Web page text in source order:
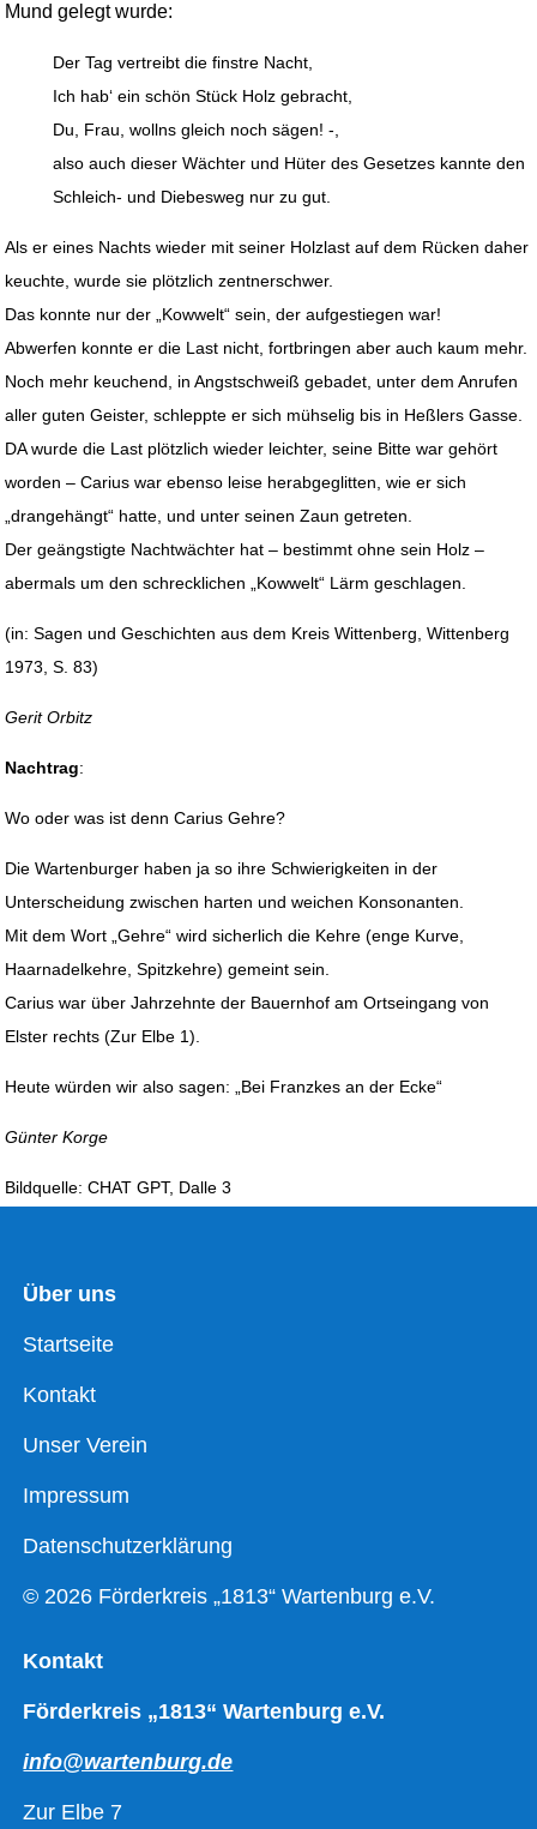
Mund gelegt wurde:
Der Tag vertreibt die finstre Nacht,
Ich hab‘ ein schön Stück Holz gebracht,
Du, Frau, wollns gleich noch sägen! -,
also auch dieser Wächter und Hüter des Gesetzes kannte den
Schleich- und Diebesweg nur zu gut.
Als er eines Nachts wieder mit seiner Holzlast auf dem Rücken daher
keuchte, wurde sie plötzlich zentnerschwer.
Das konnte nur der „Kowwelt“ sein, der aufgestiegen war!
Abwerfen konnte er die Last nicht, fortbringen aber auch kaum mehr.
Noch mehr keuchend, in Angstschweiß gebadet, unter dem Anrufen
aller guten Geister, schleppte er sich mühselig bis in Heßlers Gasse.
DA wurde die Last plötzlich wieder leichter, seine Bitte war gehört
worden – Carius war ebenso leise herabgeglitten, wie er sich
„drangehängt“ hatte, und unter seinen Zaun getreten.
Der geängstigte Nachtwächter hat – bestimmt ohne sein Holz –
abermals um den schrecklichen „Kowwelt“ Lärm geschlagen.
(in: Sagen und Geschichten aus dem Kreis Wittenberg, Wittenberg
1973, S. 83)
Gerit Orbitz
Nachtrag:
Wo oder was ist denn Carius Gehre?
Die Wartenburger haben ja so ihre Schwierigkeiten in der
Unterscheidung zwischen harten und weichen Konsonanten.
Mit dem Wort „Gehre“ wird sicherlich die Kehre (enge Kurve,
Haarnadelkehre, Spitzkehre) gemeint sein.
Carius war über Jahrzehnte der Bauernhof am Ortseingang von
Elster rechts (Zur Elbe 1).
Heute würden wir also sagen: „Bei Franzkes an der Ecke“
Günter Korge
Bildquelle: CHAT GPT, Dalle 3
Über uns
Startseite
Kontakt
Unser Verein
Impressum
Datenschutzerklärung
© 2026 Förderkreis „1813“ Wartenburg e.V.
Kontakt
Förderkreis „1813“ Wartenburg e.V.
info@wartenburg.de
Zur Elbe 7